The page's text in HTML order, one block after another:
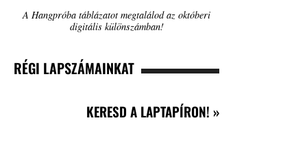
A Hangpróba táblázatot megtalálod az októberi
digitális különszámban!
RÉGI LAPSZÁMAINKAT
KERESD A LAPTAPÍRON! »